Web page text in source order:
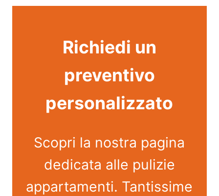
Richiedi un
preventivo
personalizzato
Scopri la nostra pagina
dedicata alle pulizie
appartamenti. Tantissime